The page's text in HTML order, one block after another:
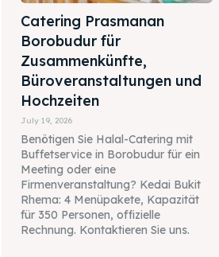
Catering Prasmanan
Borobudur für
Zusammenkünfte,
Büroveranstaltungen und
Hochzeiten
July 19, 2026
Benötigen Sie Halal-Catering mit
Buffetservice in Borobudur für ein
Meeting oder eine
Firmenveranstaltung? Kedai Bukit
Rhema: 4 Menüpakete, Kapazität
für 350 Personen, offizielle
Rechnung. Kontaktieren Sie uns.